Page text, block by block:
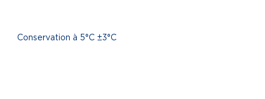
Conservation à 5°C ±3°C